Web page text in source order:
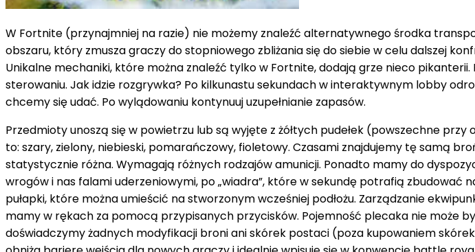
W Fortnite (przynajmniej na razie) nie możemy znaleźć alternatywnego środka
obszaru, który zmusza graczy do stopniowego zbliżania się do siebie w celu dalszej
Unikalne mechaniki, które można znaleźć tylko w Fortnite, dodają grze nieco
sterowaniu. Jak idzie rozgrywka? Po kilkunastu sekundach w interaktywnym lobby
chcemy się udać. Po wylądowaniu kontynuuj uzupełnianie zapasów.
Przedmioty unoszą się w powietrzu lub są wyjęte z żółtych pudełek (powszechne
to: szary, zielony, niebieski, pomarańczowy, fioletowy. Czasami znajdujemy tę samą
statystycznie różna. Wymagają różnych rodzajów amunicji. Ponadto mamy do
wrogów i nas falami uderzeniowymi, po „wiadra”, które w sekundę potrafią
pułapki, które można umieścić na stworzonym wcześniej podłożu. Zarządzanie
mamy w rękach za pomocą przypisanych przycisków. Pojemność plecaka nie może
doświadczymy żadnych modyfikacji broni ani skórek postaci (poza kupowaniem